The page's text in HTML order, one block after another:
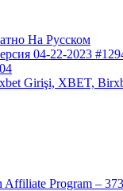
На Русском
04-22-2023
Girişi, XBET,
Program – 373